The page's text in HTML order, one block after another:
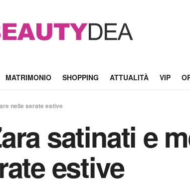
MATRIMONIO SHOPPING ATTUALITÀ VIP
nelle serate estive
satinati e
estive